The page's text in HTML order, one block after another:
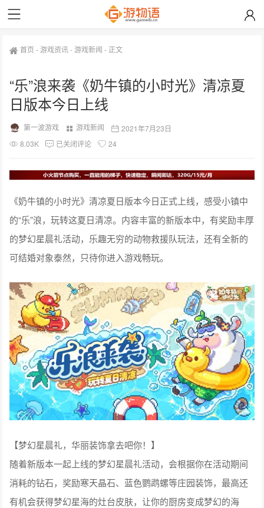
首页 -游戏资讯-游戏新闻 - 正文
“乐”浪来袭《奶牛镇的小时光》清凉夏
日版本今日上线
第一波游戏 游戏新闻
2021年7月23日
8.03K
已关闭评论 24
《奶牛镇的小时光》清凉夏日版本今日正式上线，感受小镇中
的“乐”浪，玩转这夏日清凉。内容丰富的新版本中，有奖励丰厚
的梦幻星晨礼活动，乐趣无穷的动物救援队玩法，还有全新的
可结婚对象泰然，只待你进入游戏畅玩。
【梦幻星晨礼，华丽装饰拿去吧你！】
随着新版本一起上线的梦幻星晨礼活动，会根据你在活动期间
消耗的钻石，奖励寒天晶石、蓝色鹦鹉螺等庄园装饰，最高还
有机会获得梦幻星海的灶台皮肤，让你的厨房变成梦幻的海